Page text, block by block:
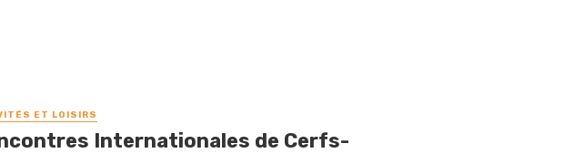
ET LOISIRS
Internationales de Cerfs-